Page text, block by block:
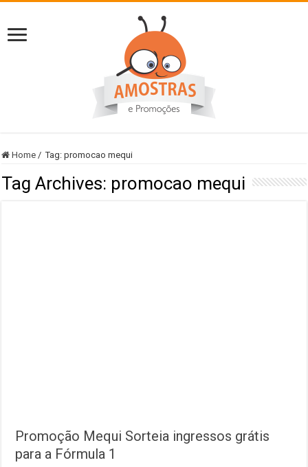
Home / Tag:promocao mequi
Tag Archives: promocao mequi
Promoção Mequi Sorteia ingressos grátis
para a Fórmula 1